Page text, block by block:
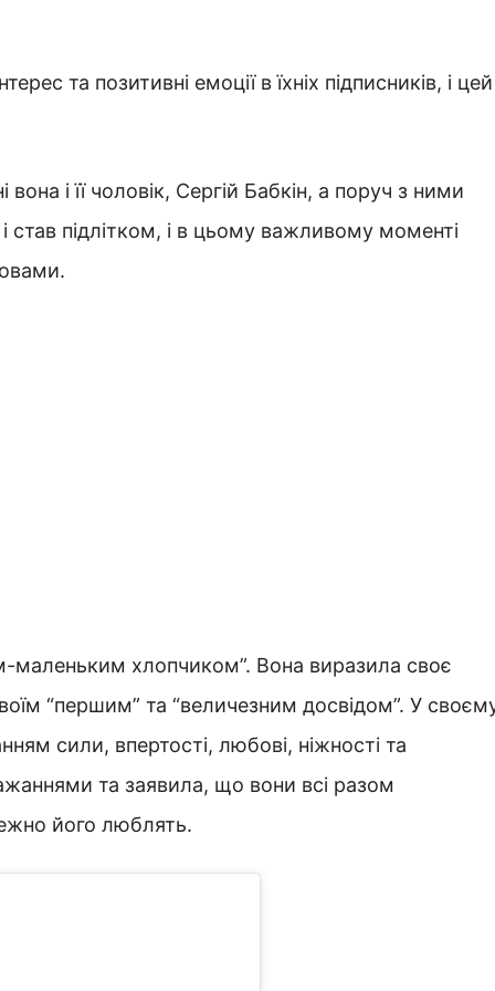
та позитивні емоції в їхніх підписників, і цей
і її чоловік, Сергій Бабкін, а поруч з ними
став підлітком, і в цьому важливому моменті
маленьким хлопчиком”. Вона виразила своє
“першим” та “величезним досвідом”. У
сили, впертості, любові, ніжності та
та заявила, що вони всі разом
його люблять.